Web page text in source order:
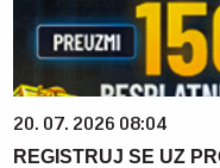
20. 07. 2026 08:04
REGISTRUJ SE UZ